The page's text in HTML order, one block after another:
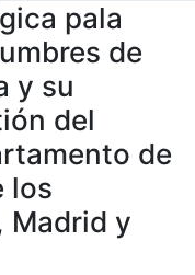
pala
de
y su
del
de
los
Madrid y